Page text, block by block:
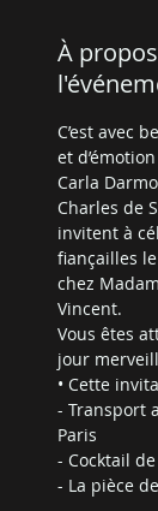
À
C’est avec
et
Carla
Charles de
invitent à
fiançailles
chez
Vincent.
Vous êtes
jour
• Cette
- Transport
Paris
- Cocktail
- La pièce